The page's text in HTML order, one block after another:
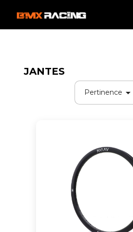
JANTES
Pertinence 